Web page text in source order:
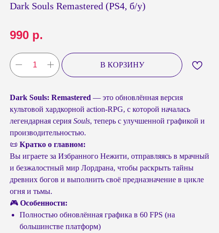
Dark Souls Remastered (PS4, б/у)
990 р.
В КОРЗИНУ
Dark Souls: Remastered — это обновлённая версия
культовой хардкорной action-RPG, с которой началась
легендарная серия Souls, теперь с улучшенной графикой и
производительностью.
📜 Кратко о главном:
Вы играете за Избранного Нежити, отправляясь в мрачный
и безжалостный мир Лордрана, чтобы раскрыть тайны
древних богов и выполнить своё предназначение в цикле
огня и тьмы.
🎮 Особенности:
Полностью обновлённая графика в 60 FPS (на
большинстве платформ)